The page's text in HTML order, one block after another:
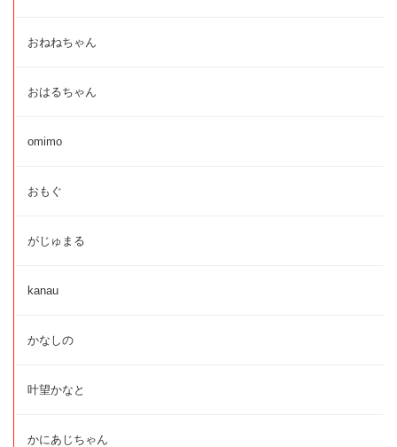
おねねちゃん
おはるちゃん
omimo
おもぐ
がじゅまる
kanau
かなしの
叶望かなと
かにあじちゃん